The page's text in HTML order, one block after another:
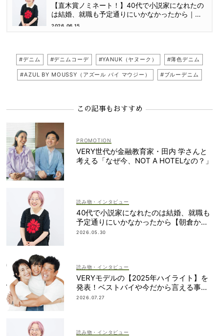
【直木賞ノミネート！】40代で小説家になれたの
は結婚、就職も予定通りにいかなかったから｜朝
倉かすみさん
2026.06.15
#デニム #デニムコーデ #YANUK（ヤヌーク） #薄色デニム
#AZUL BY MOUSSY（アズール バイ マウジー） #ブルーデニム
この記事もおすすめ
VERY世代が金融教育家・田内 学さんと
考える「なぜ今、NOT A HOTELなの？」
読み物・インタビュー
40代で小説家になれたのは結婚、就職も
予定通りにいかなかったから【朝倉かす
みさん】
2026.05.30
読み物・インタビュー
VERYモデルの【2025年ハイライト】を
発表！ベストバイや今だから言える事件
簿も大公開
2026.07.27
読み物・インタビュー